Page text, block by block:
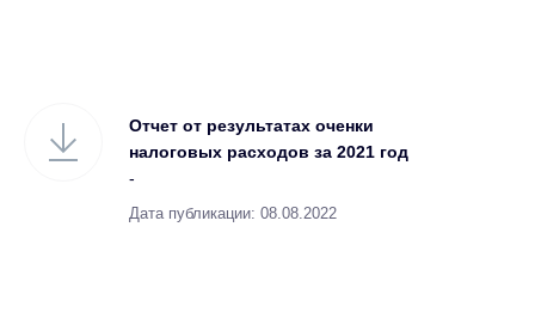
Отчет от результатах оченки
налоговых расходов за 2021 год
-
Дата публикации: 08.08.2022